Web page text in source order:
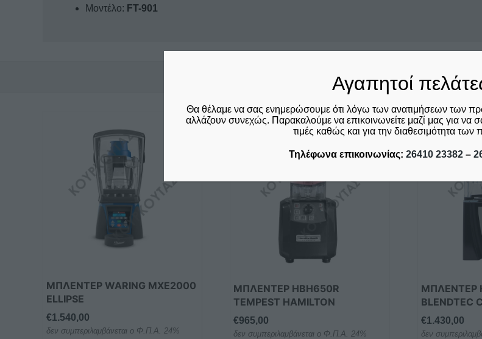
Μοντέλο: FT-901
Σχετικά προϊόντα
ΜΠΛΕΝΤΕΡ WARING MXE2000
ELLIPSE
€1.540,00
δεν συμπεριλαμβάνεται ο Φ.Π.Α. 24%
ΜΠΛΕΝΤΕΡ HBH650R
TEMPEST HAMILTON
€965,00
δεν συμπεριλαμβάνεται ο Φ.Π.Α. 24%
ΜΠΛΕΝΤΕΡ
BLENDTEC
€1.430,00
δεν
Αγαπητοί
Θα θέλαμε να σας ενημερώσουμε ότι λόγω των ανατιμήσεων των
αλλάζουν συνεχώς. Παρακαλούμε να επικοινωνείτε μαζί μας για να
τιμές καθώς και για την διαθεσιμότητα των
Τηλέφωνα επικοινωνίας: 26410 23382–